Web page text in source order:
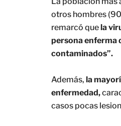
otros hombres
remarcó quela
persona enferma
contaminados”.
Además, la
enfermedad,
casos pocas